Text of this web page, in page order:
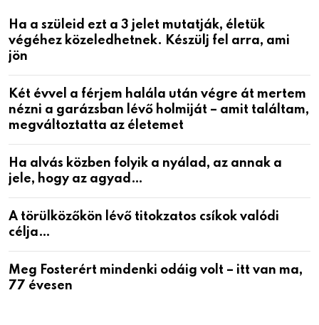
Ha a szüleid ezt a 3 jelet mutatják, életük
végéhez közeledhetnek. Készülj fel arra, ami
jön
Két évvel a férjem halála után végre át mertem
nézni a garázsban lévő holmiját – amit találtam,
megváltoztatta az életemet
Ha alvás közben folyik a nyálad, az annak a
jele, hogy az agyad…
A törülközőkön lévő titokzatos csíkok valódi
célja…
Meg Fosterért mindenki odáig volt – itt van ma,
77 évesen